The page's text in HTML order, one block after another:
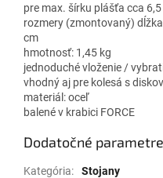
pre max. šírku plášťa cca
rozmery (zmontovaný)
cm
hmotnosť: 1,45 kg
jednoduché vloženie /
vhodný aj pre kolesá s
materiál: oceľ
balené v krabici FORCE
Dodatočné parametre
Kategória:
Stojany